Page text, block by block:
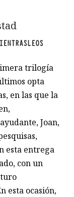
trilogía
opta
en las que la
Joan,
esta entrega
con un
esta ocasión,